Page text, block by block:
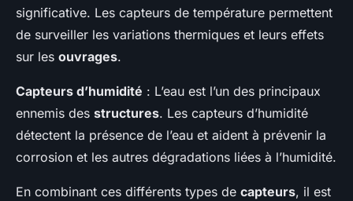
significative. Les capteurs de température permettent
de surveiller les variations thermiques et leurs effets
sur les ouvrages.
Capteurs d’humidité : L’eau est l’un des principaux
ennemis des structures. Les capteurs d’humidité
détectent la présence de l’eau et aident à prévenir la
corrosion et les autres dégradations liées à l’humidité.
En combinant ces différents types de capteurs, il est